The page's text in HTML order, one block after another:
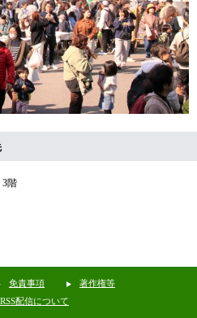
3階
免責事項
著作権等
RSS配信について